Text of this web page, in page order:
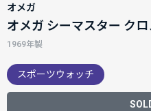
オメガ
オメガ シーマスター ク
1969年製
スポーツウォッチ